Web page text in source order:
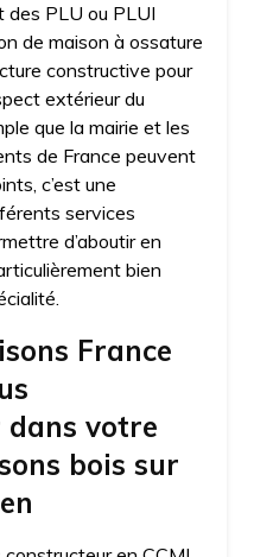
des PLU ou PLUI
de maison à ossature
constructive pour
extérieur du
que la mairie et les
de France peuvent
c’est une
services
d’aboutir en
bien
France
dans votre
bois sur